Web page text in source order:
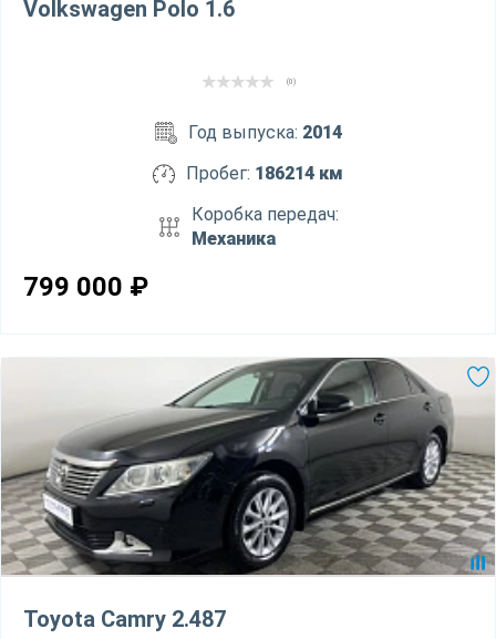
Volkswagen Polo 1.6
(0)
Год выпуска: 2014
Пробег: 186214 км
Коробка передач:
Механика
799 000 ₽
Toyota Camry 2.487